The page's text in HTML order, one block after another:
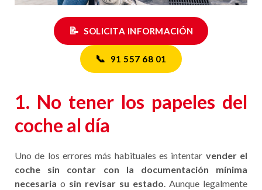
📝 SOLICITA INFORMACIÓN
📞 91 557 68 01
1. No tener los papeles del
coche al día
Uno de los errores más habituales es intentar vender el
coche sin contar con la documentación mínima
necesaria o sin revisar su estado. Aunque legalmente